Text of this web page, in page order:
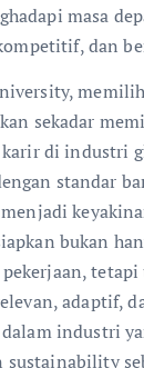
masa
dan
sekadar
di industri
standar
bukan
adaptif,
industri
sustainability